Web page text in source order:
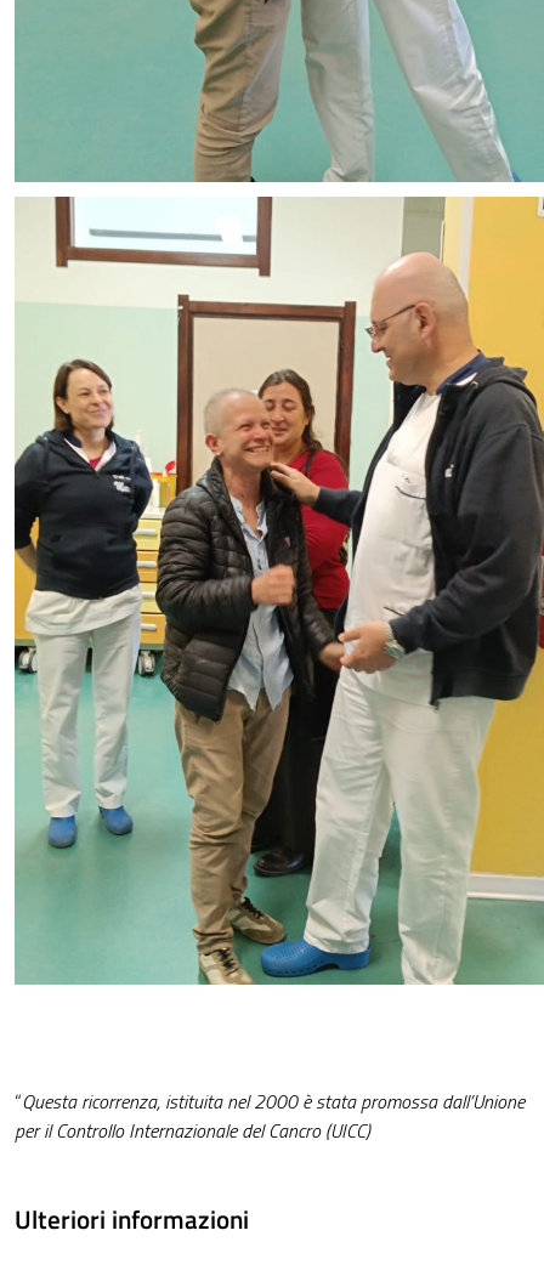
“Questa ricorrenza, istituita nel 2000 è stata promossa dall’Unione
per il Controllo Internazionale del Cancro (UICC)
Ulteriori informazioni